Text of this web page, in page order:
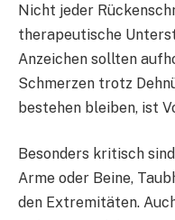
Nicht jeder
therapeutische
Anzeichen sollten
Schmerzen trotz
bestehen bleiben, ist
Besonders kritisch
Arme oder Beine,
den Extremitäten.